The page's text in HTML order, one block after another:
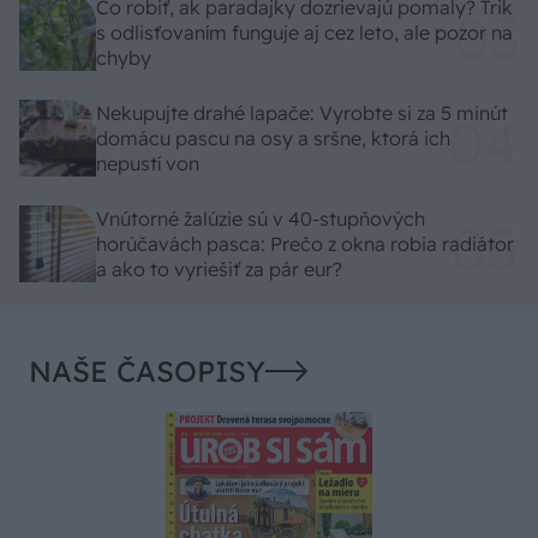
Čo robiť, ak paradajky dozrievajú pomaly? Trik
s odlisťovaním funguje aj cez leto, ale pozor na
chyby
Nekupujte drahé lapače: Vyrobte si za 5 minút
domácu pascu na osy a sršne, ktorá ich
nepustí von
Vnútorné žalúzie sú v 40-stupňových
horúčavách pasca: Prečo z okna robia radiátor
a ako to vyriešiť za pár eur?
NAŠE ČASOPISY